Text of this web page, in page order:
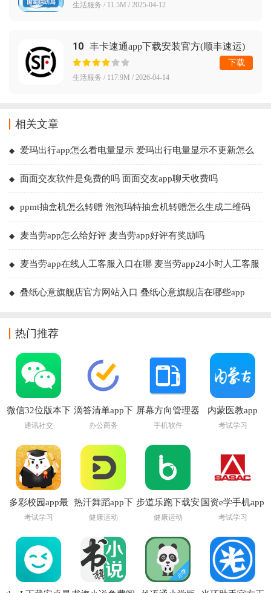
生活服务 / 11.5M / 2025-04-12
10 丰卡速通app下载安装官方(顺丰速运)
生活服务 / 117.9M / 2026-04-14
下载
相关文章
爱玛出行app怎么看电量显示 爱玛出行电量显示不更新怎么
面面交友软件是免费的吗 面面交友app聊天收费吗
ppmt抽盒机怎么转赠 泡泡玛特抽盒机转赠怎么生成二维码
麦当劳app怎么给好评 麦当劳app好评有奖励吗
麦当劳app在线人工客服入口在哪 麦当劳app24小时人工客服
叠纸心意旗舰店官方网站入口 叠纸心意旗舰店在哪些app
热门推荐
微信32位版本下
载官方
通讯社交
滴答清单app下
载安装
办公商务
屏幕方向管理器
app
手机软件
内蒙医教app
考试学习
多彩校园app最
新版
考试学习
热汗舞蹈app下
载安装
健康运动
步道乐跑下载安
装
健康运动
国资e学手机app
下载安装
考试学习